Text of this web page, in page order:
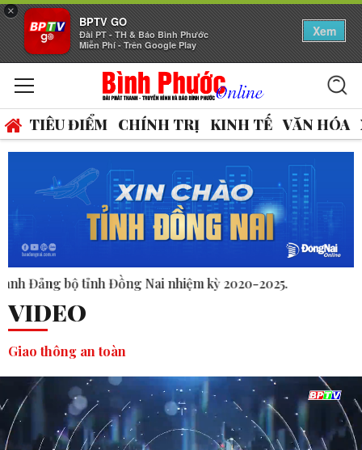
×
BPTV GO
Đài PT - TH & Báo Bình Phước
Miễn Phí - Trên Google Play
Xem
TIÊU ĐIỂM CHÍNH TRỊ KINH TẾ VĂN HÓA
2025.
VIDEO
Giao thông an toàn